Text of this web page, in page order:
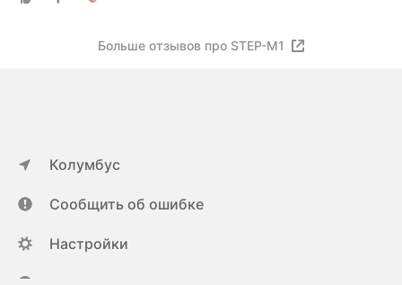
Больше отзывов про STEP-M1
Колумбус
Сообщить об ошибке
Настройки